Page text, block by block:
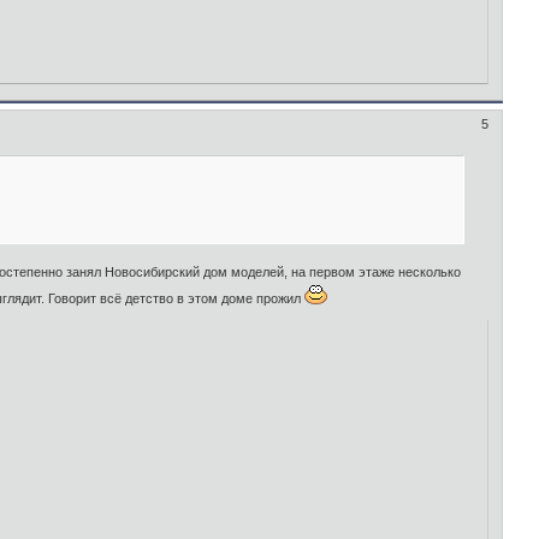
5
занял Новосибирский дом моделей, на первом этаже несколько
Говорит всё детство в этом доме прожил